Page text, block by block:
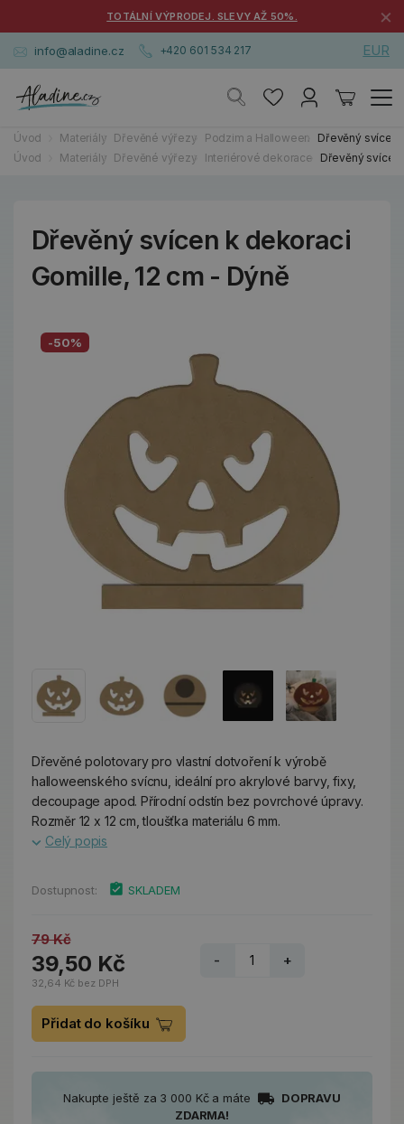
TOTÁLNÍ VÝPRODEJ. SLEVY AŽ 50%. ×
info@aladine.cz +420 601 534 217 EUR
Úvod Materiály Dřevěné výřezy Podzim a Halloween
Dřevěný svícen
Úvod
Materiály Dřevěné výřezy Interiérové dekorace Dřevěný svícen
Dřevěný svícen k dekoraci
Gomille, 12 cm - Dýně
-50%
Dřevěné polotovary pro vlastní dotvoření k výrobě
halloweenského svícnu, ideální pro akrylové barvy, fixy,
decoupage apod. Přírodní odstín bez povrchové úpravy.
Rozměr 12 x 12 cm, tloušťka materiálu 6 mm.
Celý popis
Dostupnost: SKLADEM
79 Kč
39,50 Kč
32,64 Kč bez DPH
- +
Přidat do košíku
Nakupte ještě za 3 000 Kč a máte
DOPRAVU
ZDARMA!